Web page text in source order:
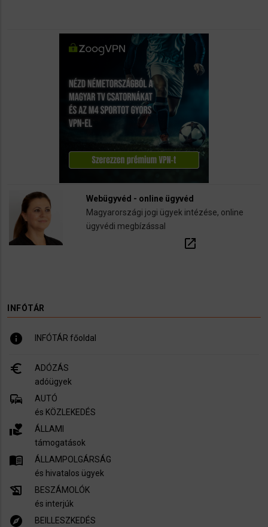
Webügyvéd - online ügyvéd
Magyarországi jogi ügyek intézése, online
ügyvédi megbízással
open_in_new
INFÓTÁR
info INFÓTÁR főoldal
euro_symbol
ADÓZÁS
adóügyek
commute
AUTÓ
és KÖZLEKEDÉS
volunteer_activism
ÁLLAMI
támogatások
menu_book
ÁLLAMPOLGÁRSÁG
és hivatalos ügyek
history_edu
BESZÁMOLÓK
és interjúk
explore BEILLESZKEDÉS